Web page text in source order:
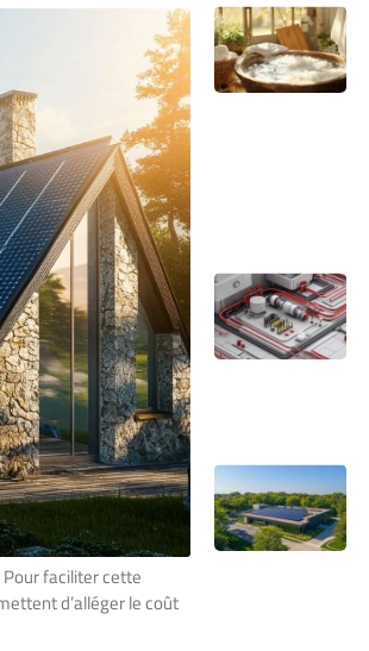
faciliter cette
d’alléger le coût